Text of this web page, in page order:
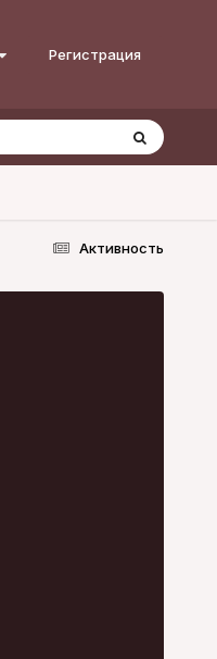
Регистрация
Активность